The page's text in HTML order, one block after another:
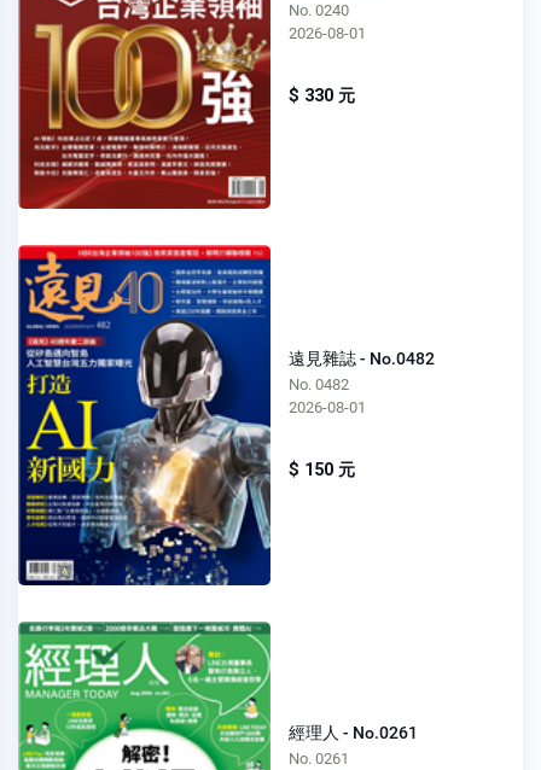
No. 0240
2026-08-01
$ 330 元
遠見雜誌 - No.0482
No. 0482
2026-08-01
$ 150 元
經理人 - No.0261
No. 0261